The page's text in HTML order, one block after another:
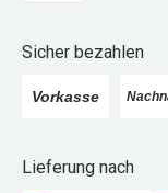
Sicher bezahlen
Lieferung nach